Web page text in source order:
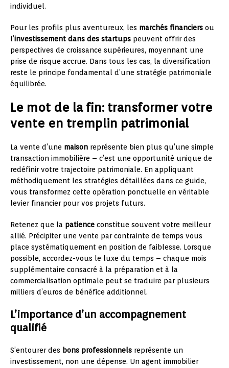
individuel.
Pour les profils plus aventureux, les marchés financiers ou
l’investissement dans des startups peuvent offrir des
perspectives de croissance supérieures, moyennant une
prise de risque accrue. Dans tous les cas, la diversification
reste le principe fondamental d’une stratégie patrimoniale
équilibrée.
Le mot de la fin: transformer votre
vente en tremplin patrimonial
La vente d’une maison représente bien plus qu’une simple
transaction immobilière – c’est une opportunité unique de
redéfinir votre trajectoire patrimoniale. En appliquant
méthodiquement les stratégies détaillées dans ce guide,
vous transformez cette opération ponctuelle en véritable
levier financier pour vos projets futurs.
Retenez que la patience constitue souvent votre meilleur
allié. Précipiter une vente par contrainte de temps vous
place systématiquement en position de faiblesse. Lorsque
possible, accordez-vous le luxe du temps – chaque mois
supplémentaire consacré à la préparation et à la
commercialisation optimale peut se traduire par plusieurs
milliers d’euros de bénéfice additionnel.
L’importance d’un accompagnement
qualifié
S’entourer des bons professionnels représente un
investissement, non une dépense. Un agent immobilier